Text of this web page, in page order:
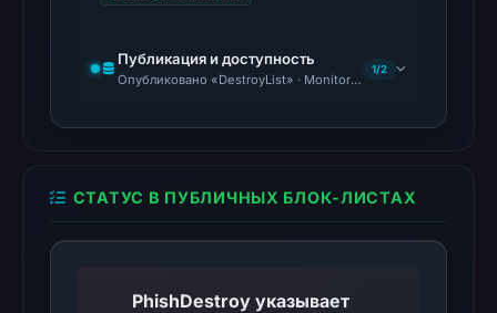
was
registered
Sav.com,
and
created
May
Публикация и доступность
Опубликовано «DestroyList» · Monitoring Continues
1/2
СТАТУС В ПУБЛИЧНЫХ БЛОК-ЛИСТАХ
PhishDestroy указывает